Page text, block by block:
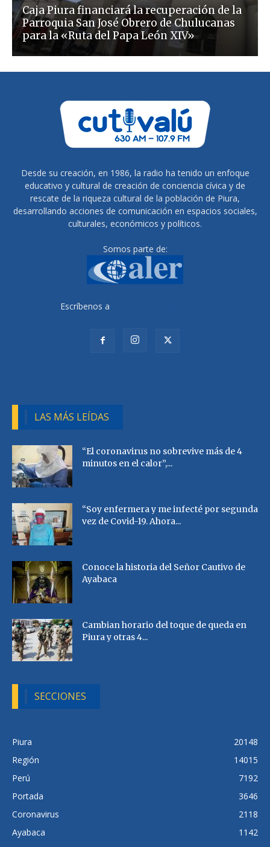
Caja Piura financiará la recuperación de la
Parroquia San José Obrero de Chulucanas
para la «Ruta del Papa León XIV»
Desde su creación, en 1986, la radio ha tenido un enfoque
educativo y cultural de creación de conciencia cívica y de
rescate de la riqueza cultural de la población de Piura,
desarrollando acciones de comunicación en espacios sociales,
culturales, económicos y políticos.
Somos parte de:
Escríbenos a
LAS MÁS LEÍDAS
“El coronavirus no sobrevive más de 4
minutos en el calor”,...
“Soy enfermera y me infecté por segunda
vez de Covid-19. Ahora...
Conoce la historia del Señor Cautivo de
Ayabaca
Cambian horario del toque de queda en
Piura y otras 4...
SECCIONES
Piura
20148
Región
14015
Perú
7192
Portada
3646
Coronavirus
2118
Ayabaca
1142